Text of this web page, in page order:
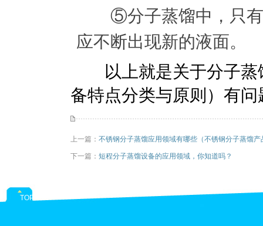
⑤分子蒸馏中，只有
应不断出现新的液面。
以上就是关于分子蒸
备特点分类与原则）有
上一篇： 不锈钢分子蒸馏应用领域有哪些（不锈钢分子蒸馏产
下一篇： 短程分子蒸馏设备的应用领域，你知道吗？
TOP